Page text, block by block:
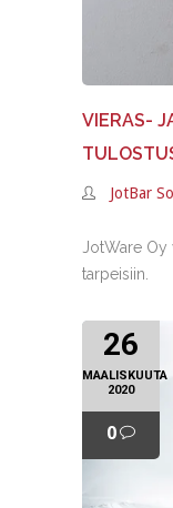
VIERAS-
JotBar
JotWare
tarpeisiin.
26
MAALISKUUTA
2020
0